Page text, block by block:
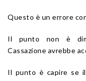
Questo è un errore
Il punto non è
Cassazione avrebbe
Il punto è capire se